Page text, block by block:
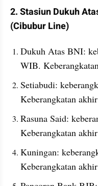
2. Stasiun Dukuh
(Cibubur Line)
Dukuh Atas BNI:
WIB.
Setiabudi:
Keberangkatan
Rasuna Said:
Keberangkatan
Kuningan:
Keberangkatan